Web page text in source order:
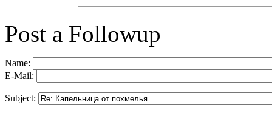
Post a Followup
Name:
E-Mail:
Subject: